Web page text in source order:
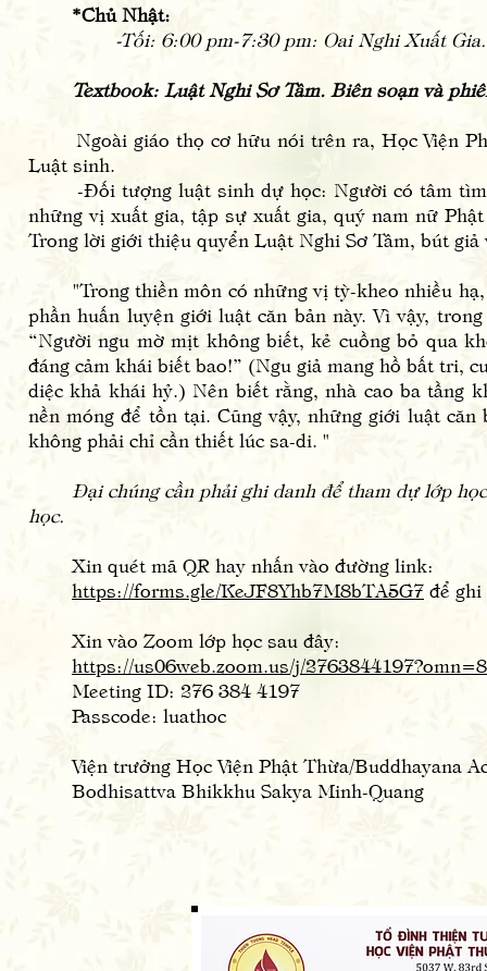
*Chủ Nhật:
-Tối: 6:00 pm-7:30 pm: Oai Nghi Xuất
Textbook: Luật Nghi Sơ Tâm. Biên soạn và
Ngoài giáo thọ cơ hữu nói trên ra, Học Viện
Luật sinh.
-Đối tượng luật sinh dự học: Người có tâm tìm
những vị xuất gia, tập sự xuất gia, quý nam nữ
Trong lời giới thiệu quyển Luật Nghi Sơ Tâm, bút giả
"Trong thiền môn có những vị tỳ-kheo nhiều hạ,
phần huấn luyện giới luật căn bản này. Vì vậy,
“Người ngu mờ mịt không biết, kẻ cuồng bỏ qua
đáng cảm khái biết bao!” (Ngu giả mang hồ bất tri,
diệc khả khái hỷ.) Nên biết rằng, nhà cao ba tầng
nền móng để tồn tại. Cũng vậy, những giới luật
không phải chỉ cần thiết lúc sa-di. "
Đại chúng cần phải ghi danh để tham dự lớp
học.
Xin quét mã QR hay nhấn vào đường link:
https://forms.gle/KeJF8Yhb7M8bTA5G7 để ghi
Xin vào Zoom lớp học sau đây:
https://us06web.zoom.us/j/
Meeting ID: 276 384 4197
Passcode: luathoc
Viện trưởng Học Viện Phật Thừa/Buddhayana
Bodhisattva Bhikkhu Sakya Minh-Quang